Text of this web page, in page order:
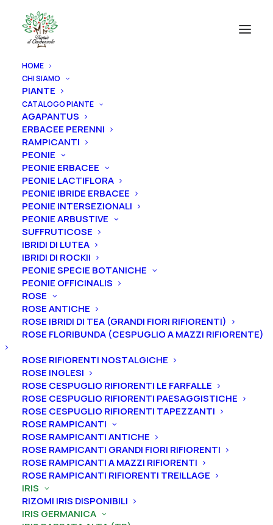
HOME
CHI SIAMO
PIANTE
CATALOGO PIANTE
AGAPANTUS
ERBACEE PERENNI
RAMPICANTI
PEONIE
PEONIE ERBACEE
PEONIE LACTIFLORA
PEONIE IBRIDE ERBACEE
PEONIE INTERSEZIONALI
PEONIE ARBUSTIVE
SUFFRUTICOSE
IBRIDI DI LUTEA
IBRIDI DI ROCKII
PEONIE SPECIE BOTANICHE
PEONIE OFFICINALIS
ROSE
ROSE ANTICHE
ROSE IBRIDI DI TEA (GRANDI FIORI RIFIORENTI)
ROSE FLORIBUNDA (CESPUGLIO A MAZZI RIFIORENTE)
ROSE RIFIORENTI NOSTALGICHE
ROSE INGLESI
ROSE CESPUGLIO RIFIORENTI LE FARFALLE
ROSE CESPUGLIO RIFIORENTI PAESAGGISTICHE
ROSE CESPUGLIO RIFIORENTI TAPEZZANTI
ROSE RAMPICANTI
ROSE RAMPICANTI ANTICHE
ROSE RAMPICANTI GRANDI FIORI RIFIORENTI
ROSE RAMPICANTI A MAZZI RIFIORENTI
ROSE RAMPICANTI RIFIORENTI TREILLAGE
IRIS
RIZOMI IRIS DISPONIBILI
IRIS GERMANICA
Home Iris Iris germanica
Iris barbata alta (TB)
Iris germanica “Auckland”
From6,00€
L’iris germanica “Auckland” ha vessilli marrone bronzo,
filamenti dello stilo bronzo, ali marrone bronzo con
centro più chiaro sfumato di viola, barbe da senape a
marrone, profumo dolce.
intermedia.